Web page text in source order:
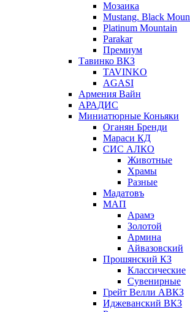
Мозаика
Mustang. Black
Platinum Mountain
Parakar
Премиум
Тавинко ВКЗ
TAVINKO
AGASI
Армения Вайн
АРАДИС
Миниатюрные Коньяки
Оганян Бренди
Мараси КД
СИС АЛКО
Животные
Храмы
Разные
Мадатовъ
МАП
Арамэ
Золотой
Армина
Айвазовский
Прошянский КЗ
Классические
Сувенирные
Грейт Велли АВКЗ
Иджеванский ВКЗ